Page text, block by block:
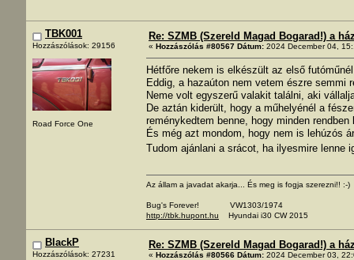
TBK001
Hozzászólások: 29156
Road Force One
Re: SZMB (Szereld Magad Bogarad!) a
« Hozzászólás #80567 Dátum: 2024 December 04,
Hétfőre nekem is elkészült az első
Eddig, a hazaúton nem vetem észre semmi
Neme volt egyszerű valakit találni, aki
De aztán kiderült, hogy a műhelyénél a
reménykedtem benne, hogy minden rendben
És még azt mondom, hogy nem is lehúzós
Tudom ajánlani a srácot, ha ilyesmire lenne
Az állam a javadat akarja... És meg is fogja szerezni!! :-)
Bug's Forever! VW1303/1974
http://tbk.hupont.hu Hyundai i30 CW 2015
BlackP
Hozzászólások: 27231
Re: SZMB (Szereld Magad Bogarad!) a
« Hozzászólás #80566 Dátum: 2024 December 03,